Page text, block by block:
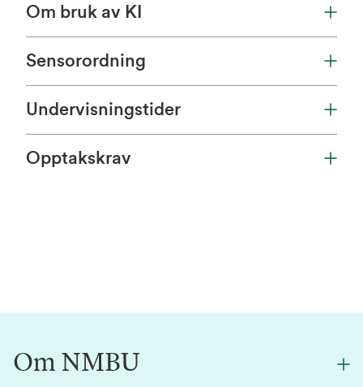
Om bruk av KI
Sensorordning
Undervisningstider
Opptakskrav
Om NMBU